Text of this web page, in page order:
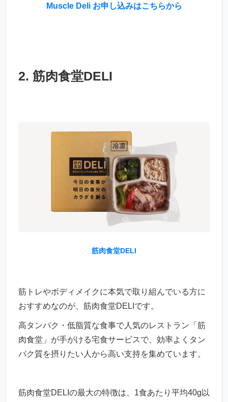
Muscle Deli お申し込みはこちらから
2. 筋肉食堂DELI
筋肉食堂DELI
筋トレやボディメイクに本気で取り組んでいる方に
おすすめなのが、筋肉食堂DELIです。
高タンパク・低脂質な食事で人気のレストラン「筋
肉食堂」が手がける宅食サービスで、効率よくタン
パク質を摂りたい人から高い支持を集めています。
筋肉食堂DELIの最大の特徴は、1食あたり平均40g以